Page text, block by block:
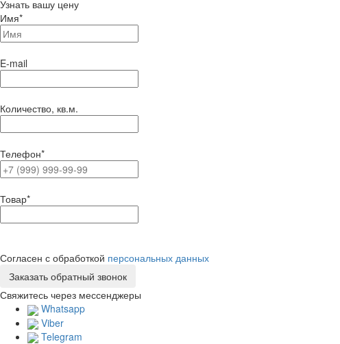
Узнать вашу цену
Имя*
E-mail
Количество, кв.м.
Телефон*
Товар*
Согласен с обработкой персональных данных
Свяжитесь через мессенджеры
Whatsapp
Viber
Telegram